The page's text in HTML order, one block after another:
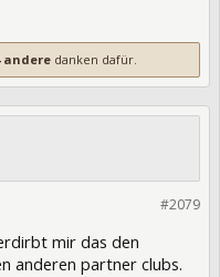
andere danken dafür.
#2079
mir das den
anderen partner clubs.